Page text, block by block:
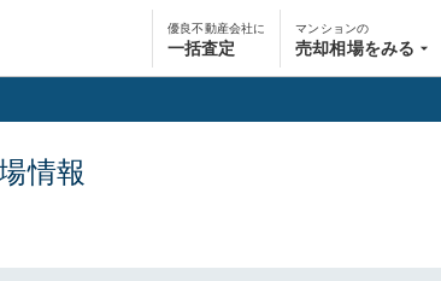
優良不動産会社に
一括査定
マンションの
売却相場をみる
情報